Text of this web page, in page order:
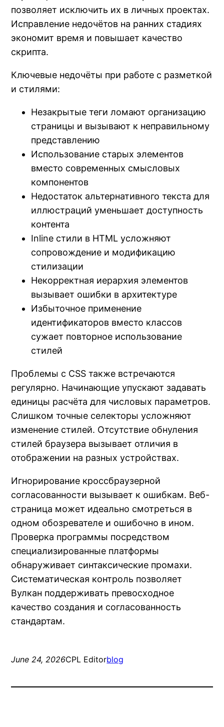
позволяет исключить их в личных проектах.
Исправление недочётов на ранних стадиях
экономит время и повышает качество
скрипта.
Ключевые недочёты при работе с разметкой
и стилями:
Незакрытые теги ломают организацию
страницы и вызывают к неправильному
представлению
Использование старых элементов
вместо современных смысловых
компонентов
Недостаток альтернативного текста для
иллюстраций уменьшает доступность
контента
Inline стили в HTML усложняют
сопровождение и модификацию
стилизации
Некорректная иерархия элементов
вызывает ошибки в архитектуре
Избыточное применение
идентификаторов вместо классов
сужает повторное использование
стилей
Проблемы с CSS также встречаются
регулярно. Начинающие упускают задавать
единицы расчёта для числовых параметров.
Слишком точные селекторы усложняют
изменение стилей. Отсутствие обнуления
стилей браузера вызывает отличия в
отображении на разных устройствах.
Игнорирование кроссбраузерной
согласованности вызывает к ошибкам. Веб-
страница может идеально смотреться в
одном обозревателе и ошибочно в ином.
Проверка программы посредством
специализированные платформы
обнаруживает синтаксические промахи.
Систематическая контроль позволяет
Вулкан поддерживать превосходное
качество создания и согласованность
стандартам.
June 24, 2026CPL Editorblog